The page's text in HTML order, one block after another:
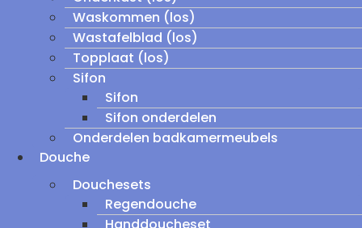
Waskommen (los)
Wastafelblad (los)
Topplaat (los)
Sifon
Sifon
Sifon onderdelen
Onderdelen badkamermeubels
Douche
Douchesets
Regendouche
Handdoucheset